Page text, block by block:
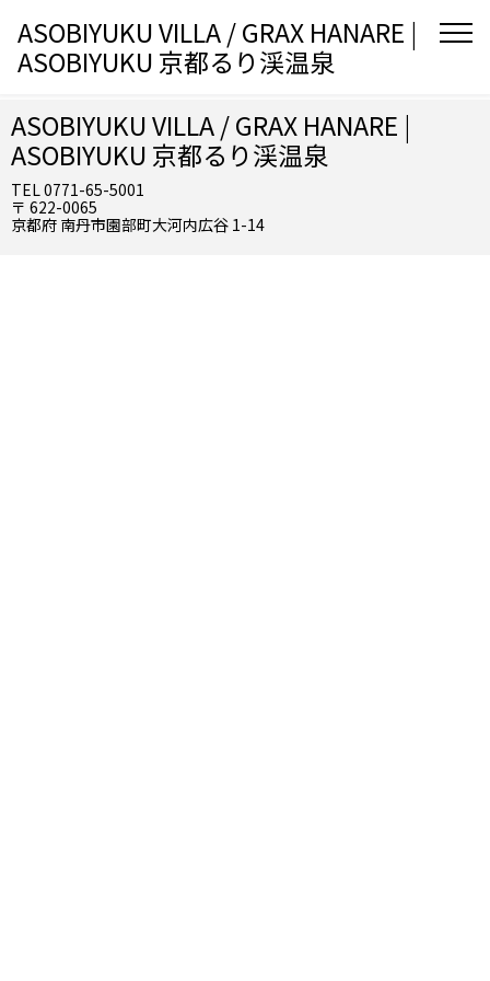
ASOBIYUKU VILLA / GRAX HANARE |
ASOBIYUKU 京都るり渓温泉
ASOBIYUKU VILLA / GRAX HANARE |
ASOBIYUKU 京都るり渓温泉
TEL 0771-65-5001
〒 622-0065
京都府 南丹市園部町大河内広谷 1-14